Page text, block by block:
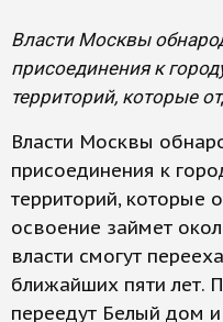
Власти Москвы
присоединения к
территорий, которые
Власти Москвы
присоединения к
территорий, которые
освоение займет
власти смогут
ближайших пяти
переедут Белый дом